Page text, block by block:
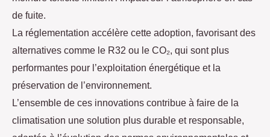
de fuite.
La réglementation accélère cette adoption, favorisant des
alternatives comme le R32 ou le CO₂, qui sont plus
performantes pour l’exploitation énergétique et la
préservation de l’environnement.
L’ensemble de ces innovations contribue à faire de la
climatisation une solution plus durable et responsable,